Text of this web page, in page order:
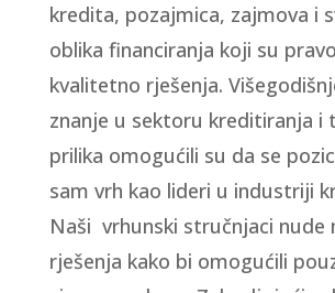
kredita, pozajmica, zajmova i
oblika financiranja koji su
kvalitetno rješenja.
znanje u sektoru kreditiranja i
prilika omogućili su da se
sam vrh kao lideri u industriji
Naši vrhunski stručnjaci nude
rješenja kako bi omogućili